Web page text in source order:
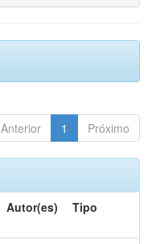
Anterior 1 Próximo
Autor(es) Tipo